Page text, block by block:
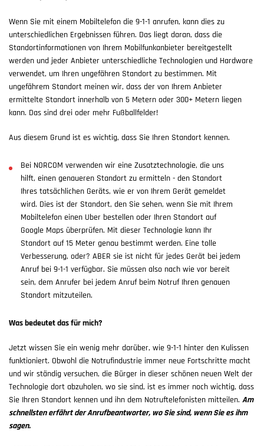
Wenn Sie mit einem Mobiltelefon die 9-1-1 anrufen, kann dies zu
unterschiedlichen Ergebnissen führen. Das liegt daran, dass die
Standortinformationen von Ihrem Mobilfunkanbieter bereitgestellt
werden und jeder Anbieter unterschiedliche Technologien und Hardware
verwendet, um Ihren ungefähren Standort zu bestimmen. Mit
ungefährem Standort meinen wir, dass der von Ihrem Anbieter
ermittelte Standort innerhalb von 5 Metern oder 300+ Metern liegen
kann. Das sind drei oder mehr Fußballfelder!
Aus diesem Grund ist es wichtig, dass Sie Ihren Standort kennen.
Bei NORCOM verwenden wir eine Zusatztechnologie, die uns
hilft, einen genaueren Standort zu ermitteln - den Standort
Ihres tatsächlichen Geräts, wie er von Ihrem Gerät gemeldet
wird. Dies ist der Standort, den Sie sehen, wenn Sie mit Ihrem
Mobiltelefon einen Uber bestellen oder Ihren Standort auf
Google Maps überprüfen. Mit dieser Technologie kann Ihr
Standort auf 15 Meter genau bestimmt werden. Eine tolle
Verbesserung, oder? ABER sie ist nicht für jedes Gerät bei jedem
Anruf bei 9-1-1 verfügbar. Sie müssen also nach wie vor bereit
sein, dem Anrufer bei jedem Anruf beim Notruf Ihren genauen
Standort mitzuteilen.
Was bedeutet das für mich?
Jetzt wissen Sie ein wenig mehr darüber, wie 9-1-1 hinter den Kulissen
funktioniert. Obwohl die Notrufindustrie immer neue Fortschritte macht
und wir ständig versuchen, die Bürger in dieser schönen neuen Welt der
Technologie dort abzuholen, wo sie sind, ist es immer noch wichtig, dass
Sie Ihren Standort kennen und ihn dem Notruftelefonisten mitteilen. Am
schnellsten erfährt der Anrufbeantworter, wo Sie sind, wenn Sie es ihm
sagen.